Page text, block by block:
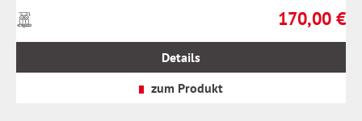
Regulärer
170,00 €
Preise
inkl.
Details
zum Produkt